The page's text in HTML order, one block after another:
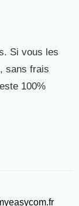
Si vous les
sans frais
100%